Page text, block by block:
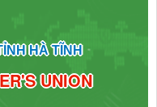
HÀ TĨNH
UNION